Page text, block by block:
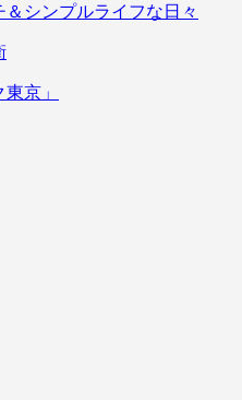
シンプルライフな日々
京」